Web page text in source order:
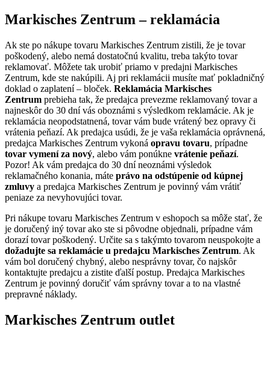
Markisches Zentrum – reklamácia
Ak ste po nákupe tovaru Markisches Zentrum zistili, že je tovar
poškodený, alebo nemá dostatočnú kvalitu, treba takýto tovar
reklamovať. Môžete tak urobiť priamo v predajni Markisches
Zentrum, kde ste nakúpili. Aj pri reklamácii musíte mať pokladničný
doklad o zaplatení – bloček. Reklamácia Markisches
Zentrum prebieha tak, že predajca prevezme reklamovaný tovar a
najneskôr do 30 dní vás oboznámi s výsledkom reklamácie. Ak je
reklamácia neopodstatnená, tovar vám bude vrátený bez opravy či
vrátenia peňazí. Ak predajca usúdi, že je vaša reklamácia oprávnená,
predajca Markisches Zentrum vykoná opravu tovaru, prípadne
tovar vymení za nový, alebo vám ponúkne vrátenie peňazí.
Pozor! Ak vám predajca do 30 dní neoznámi výsledok
reklamačného konania, máte právo na odstúpenie od kúpnej
zmluvy a predajca Markisches Zentrum je povinný vám vrátiť
peniaze za nevyhovujúci tovar.
Pri nákupe tovaru Markisches Zentrum v eshopoch sa môže stať, že
je doručený iný tovar ako ste si pôvodne objednali, prípadne vám
dorazí tovar poškodený. Určite sa s takýmto tovarom neuspokojte a
dožadujte sa reklamácie u predajcu Markisches Zentrum. Ak
vám bol doručený chybný, alebo nesprávny tovar, čo najskôr
kontaktujte predajcu a zistite ďalší postup. Predajca Markisches
Zentrum je povinný doručiť vám správny tovar a to na vlastné
prepravné náklady.
Markisches Zentrum outlet